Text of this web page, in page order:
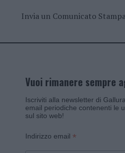
Invia un Comunicato
Vuoi rimanere sempre
Iscriviti alla newsletter di
email periodiche contenenti le
sul sito web!
Indirizzo email *